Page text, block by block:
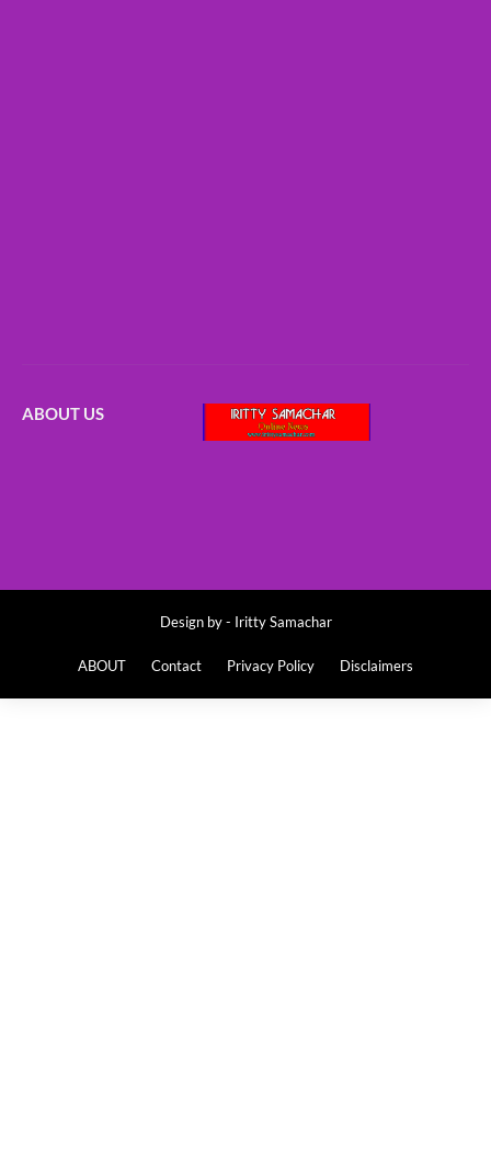
ABOUT US
Design by - Iritty Samachar
ABOUT Contact Privacy Policy Disclaimers